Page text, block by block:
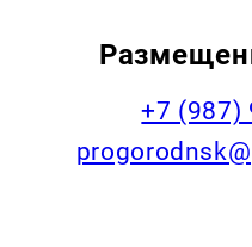
+7 (987)